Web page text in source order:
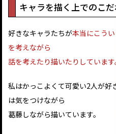
キャラを描く上でのこ
好きなキャラたちが本当にこう
を考えながら
話を考えたり描いたりしています
私はかっこよくて可愛い2人が好
は気をつけながら
葛藤しながら描いています。